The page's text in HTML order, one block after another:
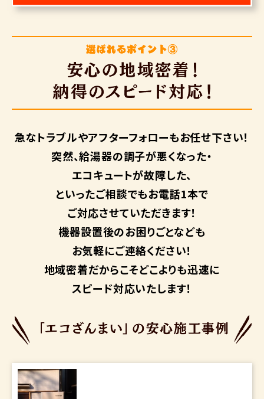
急なトラブルやアフターフォローもお任せ下さい！
突然、給湯器の調子が悪くなった・
エコキュートが故障した、
といったご相談でもお電話1本で
ご対応させていただきます！
機器設置後のお困りごとなども
お気軽にご連絡ください！
地域密着だからこそどこよりも迅速に
スピード対応いたします！